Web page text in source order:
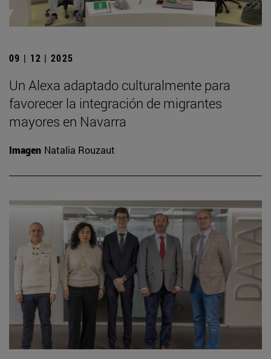
09 | 12 | 2025
Un Alexa adaptado culturalmente para
favorecer la integración de migrantes
mayores en Navarra
Imagen Natalia Rouzaut